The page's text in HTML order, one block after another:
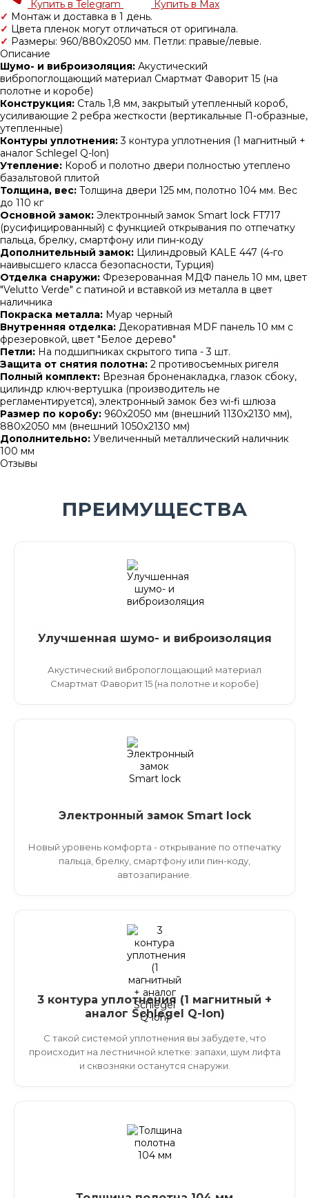
Купить в Telegram
Купить в Max
✓ Монтаж и доставка в 1 день.
✓ Цвета пленок могут отличаться от оригинала.
✓ Размеры: 960/880х2050 мм. Петли: правые/левые.
Описание
Шумо- и виброизоляция: Акустический
вибропоглощающий материал Смартмат Фаворит 15 (на
полотне и коробе)
Конструкция: Сталь 1,8 мм, закрытый утепленный короб,
усиливающие 2 ребра жесткости (вертикальные П-образные,
утепленные)
Контуры уплотнения:3 контура уплотнения (1 магнитный +
аналог Schlegel Q-lon)
Утепление: Короб и полотно двери полностью утеплено
базальтовой плитой
Толщина, вес: Толщина двери 125 мм, полотно 104 мм. Вес
до 110 кг
Основной замок: Электронный замок Smart lock FT717
(русифицированный) с функцией открывания по отпечатку
пальца, брелку, смартфону или пин-коду
Дополнительный замок: Цилиндровый KALE 447 (4-го
наивысшего класса безопасности, Турция)
Отделка снаружи: Фрезерованная МДФ панель 10 мм, цвет
"Velutto Verde" с патиной и вставкой из металла в цвет
наличника
Покраска металла: Муар черный
Внутренняя отделка: Декоративная MDF панель 10 мм с
фрезеровкой, цвет "Белое дерево"
Петли: На подшипниках скрытого типа - 3 шт.
Защита от снятия полотна: 2 противосъемных ригеля
Полный комплект: Врезная броненакладка, глазок сбоку,
цилиндр ключ-вертушка (производитель не
регламентируется), электронный замок без wi-fi шлюза
Размер по коробу: 960х2050 мм (внешний 1130х2130 мм),
880х2050 мм (внешний 1050х2130 мм)
Дополнительно: Увеличенный металлический наличник
100 мм
Отзывы
ПРЕИМУЩЕСТВА
Улучшенная шумо- и виброизоляция
Акустический вибропоглощающий материал
Смартмат Фаворит 15 (на полотне и коробе)
Электронный замок Smart lock
Новый уровень комфорта - открывание по отпечатку
пальца, брелку, смартфону или пин-коду,
автозапирание.
3 контура уплотнения (1 магнитный +
аналог Schlegel Q-lon)
С такой системой уплотнения вы забудете, что
происходит на лестничной клетке: запахи, шум лифта
и сквозняки останутся снаружи.